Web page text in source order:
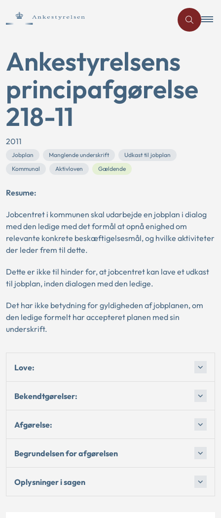
Ankestyrelsens
principafgørelse
218-11
2011
Jobplan Manglende underskrift
Udkast til jobplan
Kommunal
Aktivloven Gældende
Resume:
Jobcentret i kommunen skal udarbejde en jobplan i dialog
med den ledige med det formål at opnå enighed om
relevante konkrete beskæftigelsesmål, og hvilke aktiviteter
der leder frem til dette.
Dette er ikke til hinder for, at jobcentret kan lave et udkast
til jobplan, inden dialogen med den ledige.
Det har ikke betydning for gyldigheden af jobplanen, om
den ledige formelt har accepteret planen med sin
underskrift.
Love:
Bekendtgørelser:
Afgørelse:
Begrundelsen for afgørelsen
Oplysninger i sagen